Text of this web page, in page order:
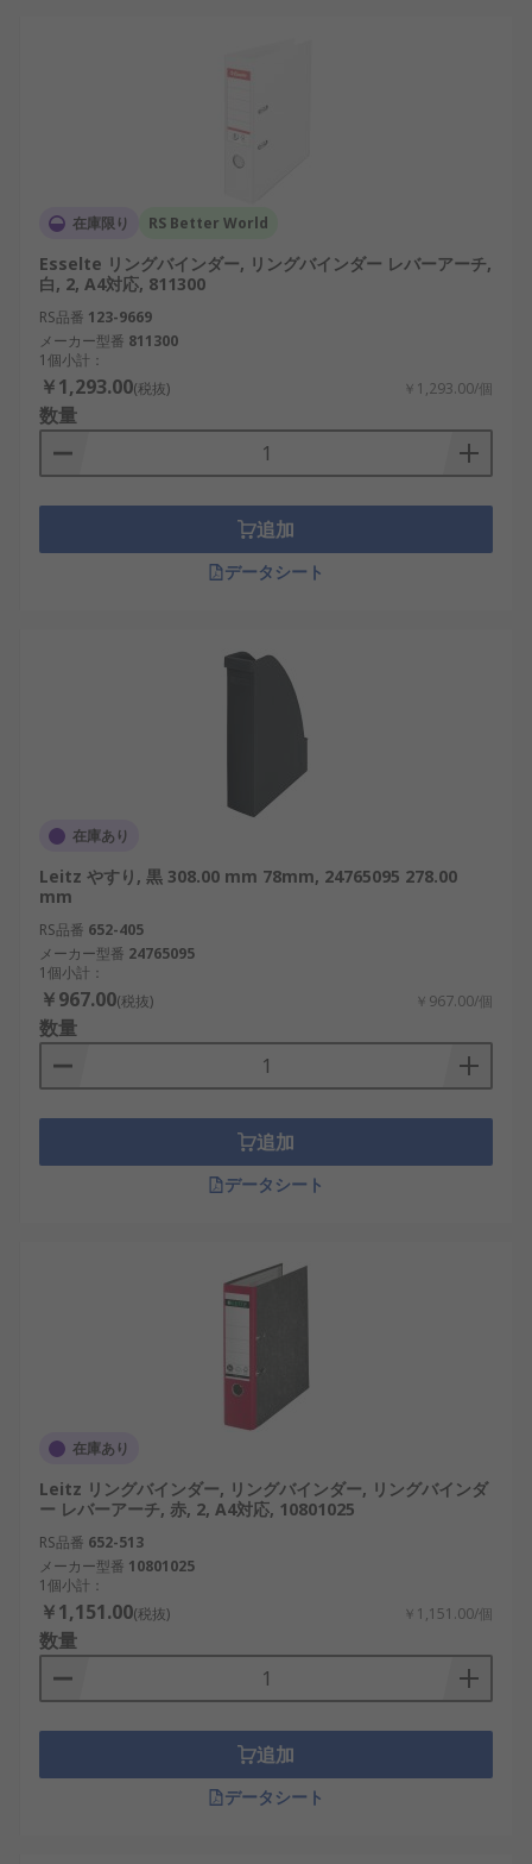
在庫限り RS Better World
Esselte リングバインダー, リングバインダー レバーアーチ,
白, 2, A4対応, 811300
RS品番 123-9669
メーカー型番 811300
1個小計：
￥1,293.00(税抜) ￥1,293.00/個
数量
追加
データシート
在庫あり
Leitz やすり, 黒 308.00 mm 78mm, 24765095 278.00
mm
RS品番 652-405
メーカー型番 24765095
1個小計：
￥967.00(税抜) ￥967.00/個
数量
追加
データシート
在庫あり
Leitz リングバインダー, リングバインダー, リングバインダ
ー レバーアーチ, 赤, 2, A4対応, 10801025
RS品番 652-513
メーカー型番 10801025
1個小計：
￥1,151.00(税抜) ￥1,151.00/個
数量
追加
データシート